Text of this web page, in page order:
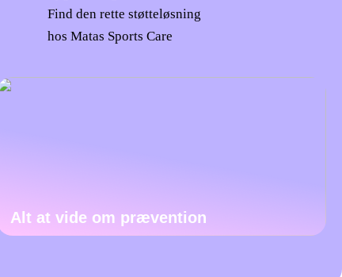
Find den rette støtteløsning
hos Matas Sports Care
Alt at vide om prævention